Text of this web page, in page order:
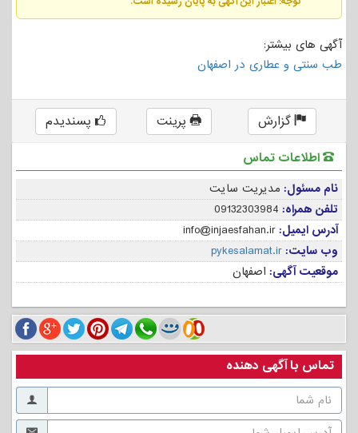
آگهی های بیشتر:
طب سنتی و عطاری در اصفهان
گزارش پرینت
پسندیدم
اطلاعات تماس
نام مسئول: مدیریت سایت
تلفن همراه: 09132303984
آدرس ایمیل:info@injaesfahan.ir
وب سایت:pykesalamat.ir
موقعیت آگهی: اصفهان
تماس با آگهی دهنده